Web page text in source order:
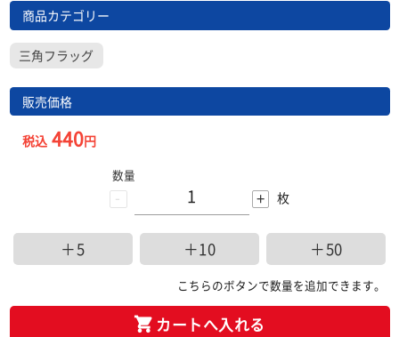
商品カテゴリー
三角フラッグ
販売価格
税込440円
-
数量
+ 枚
＋5 ＋10 ＋50
こちらのボタンで数量を追加できます。
カートへ入れる